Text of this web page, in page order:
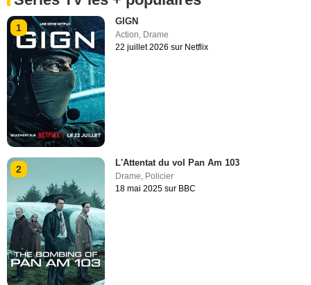
1
GIGN
Action, Drame
22 juillet 2026 sur Netflix
2
L'Attentat du vol Pan Am 103
Drame Policier
18 mai 2025 sur BBC